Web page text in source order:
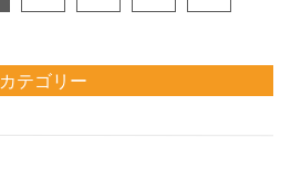
カテゴリー